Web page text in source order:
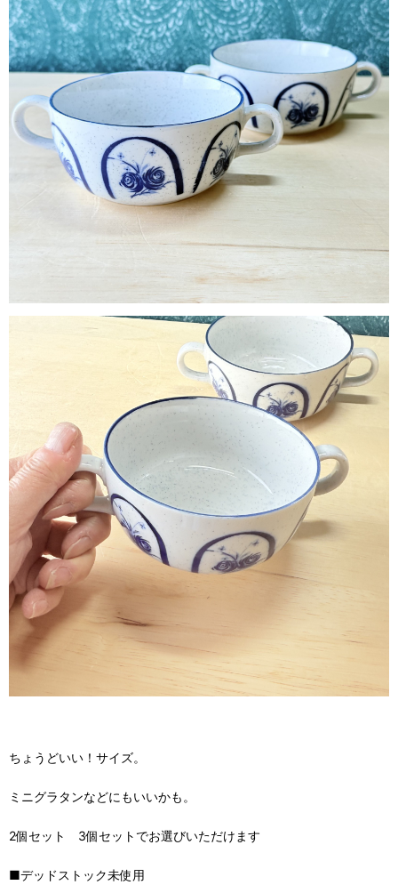
ちょうどいい！サイズ。
ミニグラタンなどにもいいかも。
2個セット 3個セットでお選びいただけます
■デッドストック未使用